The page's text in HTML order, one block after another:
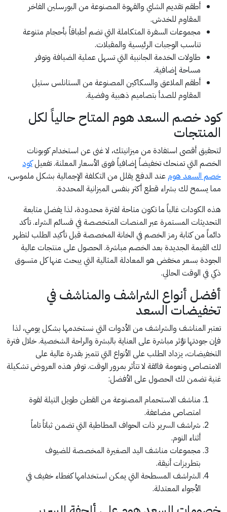
أطقم تقديم الشاي والقهوة المصنوعة من البورسلين الفاخر
المقاوم للخدش.
مجموعات السفرة المتكاملة التي تضم أطباقاً بأحجام متنوعة
تناسب الوجبات الرئيسية والمقبلات.
طاولات الخدمة الجانبية التي تسهل عملية الضيافة وتوفر
مساحة إضافية.
أطقم الملاعق والسكاكين المصنوعة من الستانلس ستيل
المقاوم للصدأ بتصاميم ذهبية وفضية.
كود خصم السعد هوم المتاح حالياً لكل
المنتجات
لتحقيق أقصى استفادة من ميزانيتك، لا غنى عن استخدام كوبونات
الخصم التي تمنحك تخفيضاً إضافياً فوق الأسعار المعلنة. تفعيلكود
خصم السعد هومعند الدفع يقلل من التكلفة الإجمالية بشكل ملموس،
مما يسمح لك بشراء قطع أكثر بنفس الميزانية المحددة.
هذه الكودات غالباً ما تكون متاحة لفترة محدودة، لذا يفضل متابعة
التحديثات المستمرة عبر المنصات المتخصصة في قسائم الشراء. تأكد
دائماً من كتابة رمز الخصم في الخانة المخصصة قبل تأكيد الطلب لتظهر
لك القيمة الجديدة بعد الخصم مباشرة. الحصول على منتجات عالية
الجودة بسعر مخفض هو المعادلة المثالية التي يبحث عنها كل متسوق
ذكي في الوقت الحالي.
أفضل أنواع الشراشف والمناشف في
تخفيضات السعد
تعتبر المناشف والشراشف من الأدوات التي نستخدمها بشكل يومي، لذا
فإن جودتها تؤثر مباشرة على العناية بالبشرة والراحة الشخصية. خلال فترة
التخفيضات، يزداد الطلب على الأنواع التي تتميز بقدرة عالية على
الامتصاص ونعومة فائقة لا تتأثر بمرور الوقت. توفر هذه العروض تشكيلة
غنية تضمن لك الحصول على الأفضل:
مناشف الاستحمام المصنوعة من القطن طويل التيلة لقوة
امتصاص مضاعفة.
شراشف السرير ذات الحواف المطاطية التي تضمن ثباتاً تاماً
أثناء النوم.
مجموعات مناشف اليد الصغيرة المخصصة للضيوف
بتطريزات أنيقة.
الشراشف المسطحة التي يمكن استخدامها كغطاء خفيف في
الأجواء المعتدلة.